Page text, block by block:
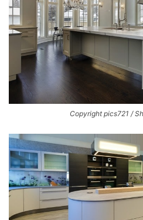
Copyright pics721 /